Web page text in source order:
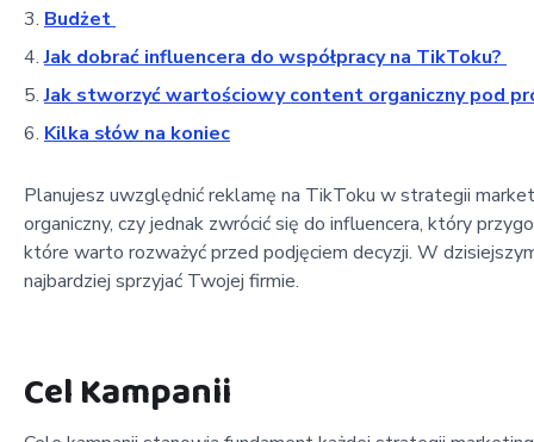
Budżet
Jak dobrać influencera do współpracy na TikToku?
Jak stworzyć wartościowy content organiczny pod
Kilka słów na koniec
Planujesz uwzględnić reklamę na TikToku w strategii
organiczny, czy jednak zwrócić się do influencera, który
które warto rozważyć przed podjęciem decyzji. W
najbardziej sprzyjać Twojej firmie.
Cel Kampanii